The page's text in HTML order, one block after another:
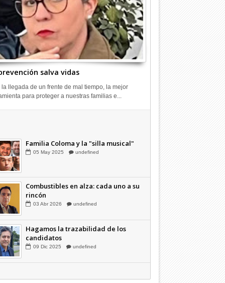
salva vidas
la llegada de un frente de mal tiempo, la mejor
para proteger a nuestras familias e...
Combustibles en alza: cada uno a su
03Abr 2026 undefined
Hagamos la trazabilidad de los
09 Dic 2025 undefined